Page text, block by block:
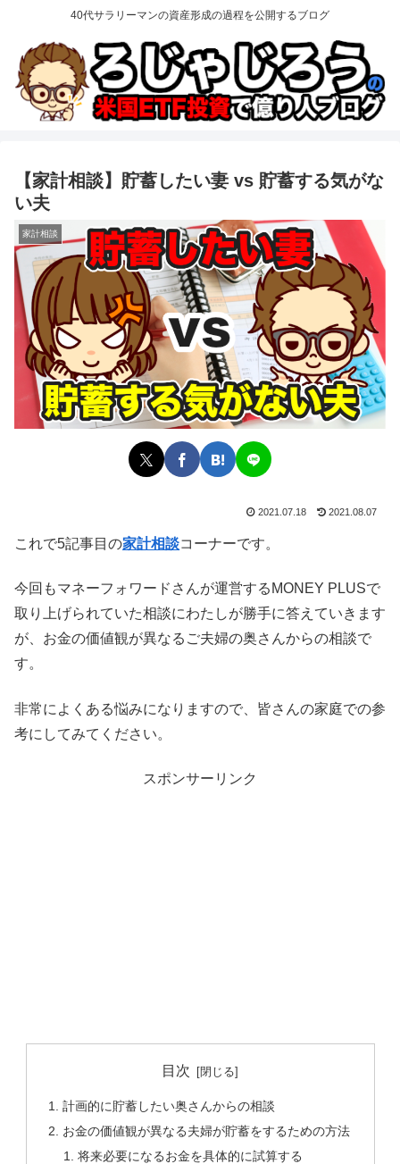
40代サラリーマンの資産形成の過程を公開するブログ
【家計相談】貯蓄したい妻 vs 貯蓄する気がな
い夫
家計相談
2021.07.18 2021.08.07
これで5記事目の家計相談コーナーです。
今回もマネーフォワードさんが運営するMONEY PLUSで
取り上げられていた相談にわたしが勝手に答えていきます
が、お金の価値観が異なるご夫婦の奥さんからの相談で
す。
非常によくある悩みになりますので、皆さんの家庭での参
考にしてみてください。
スポンサーリンク
目次
計画的に貯蓄したい奥さんからの相談
お金の価値観が異なる夫婦が貯蓄をするための方法
将来必要になるお金を具体的に試算する